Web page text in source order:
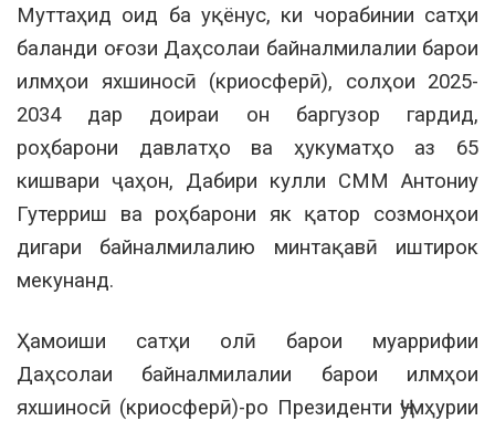
Муттаҳид оид ба уқёнус, ки чорабинии сатҳи
баланди оғози Даҳсолаи байналмилалии барои
илмҳои яхшиносӣ (криосферӣ), солҳои 2025-
2034 дар доираи он баргузор гардид,
роҳбарони давлатҳо ва ҳукуматҳо аз 65
кишвари ҷаҳон, Дабири кулли СММ Антониу
Гутерриш ва роҳбарони як қатор созмонҳои
дигари байналмилалию минтақавӣ иштирок
мекунанд.
Ҳамоиши сатҳи олӣ барои муаррифии
Даҳсолаи байналмилалии барои илмҳои
яхшиносӣ (криосферӣ)-ро Президенти Ҷумҳурии